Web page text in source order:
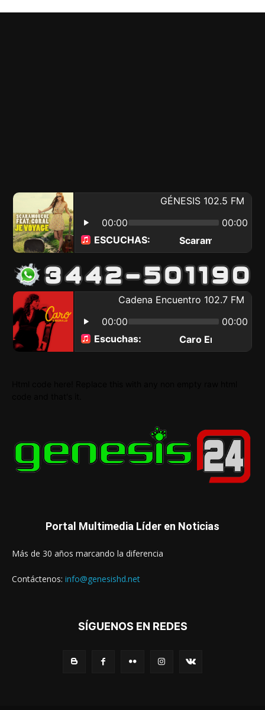
Portal Multimedia Líder en Noticias
Más de 30 años marcando la diferencia
Contáctenos: info@genesishd.net
SÍGUENOS EN REDES